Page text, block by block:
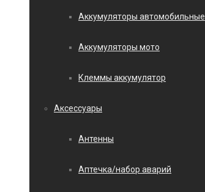
Аккумуляторы автомобильные
Аккумуляторы мото
Клеммы аккумулятор
Аксессуары
Антенны
Аптечка/набор аварий